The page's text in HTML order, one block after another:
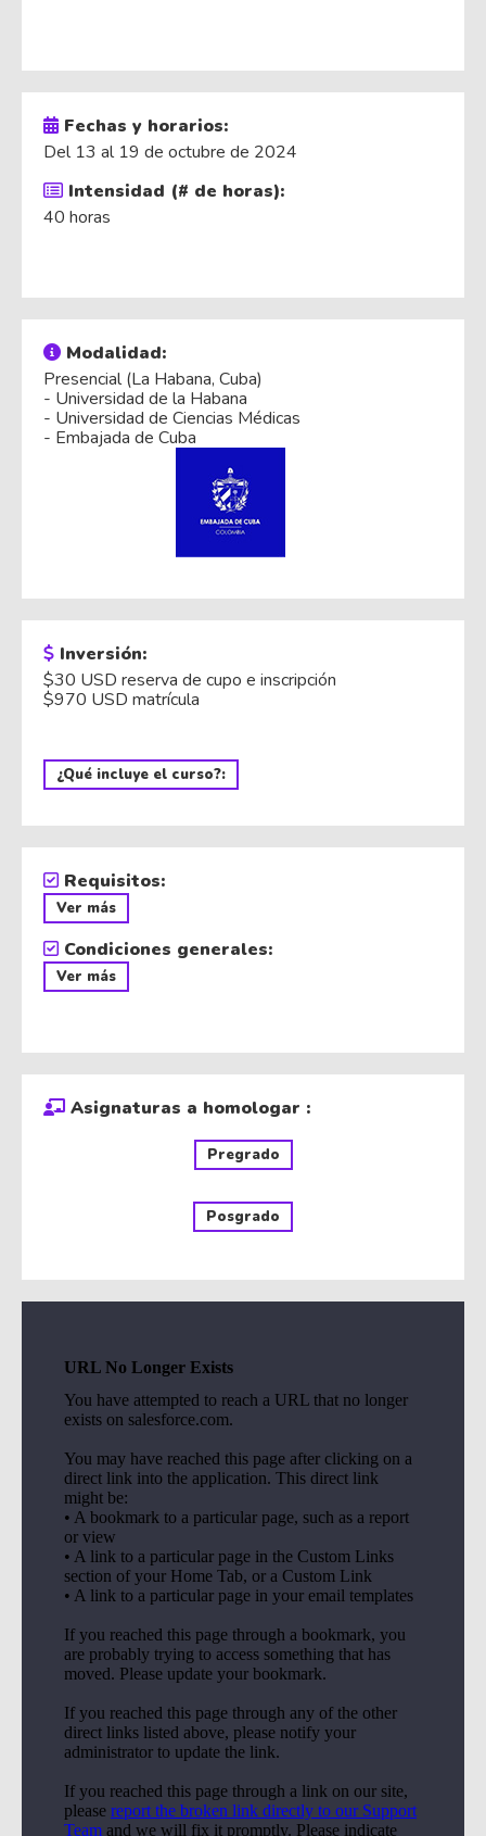
Fechas y horarios:
Del 13 al 19 de octubre de 2024
Intensidad (# de horas):
40 horas
Modalidad:
Presencial (La Habana, Cuba)
- Universidad de la Habana
- Universidad de Ciencias Médicas
- Embajada de Cuba
Inversión:
$30 USD reserva de cupo e inscripción
$970 USD matrícula
¿Qué incluye el curso?:
Requisitos:
Ver más
Condiciones generales:
Ver más
Asignaturas a homologar :
Pregrado
Posgrado